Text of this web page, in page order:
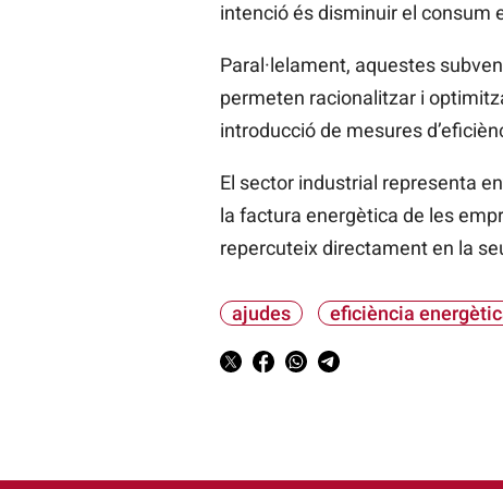
intenció és disminuir el consum
Paral·lelament, aquestes
permeten racionalitzar i
introducció de mesures
El sector industrial representa
la factura energètica de les
repercuteix directament en la
ajudes eficiència